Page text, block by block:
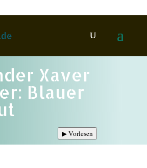
Xaver
Blauer
▶Vorlesen